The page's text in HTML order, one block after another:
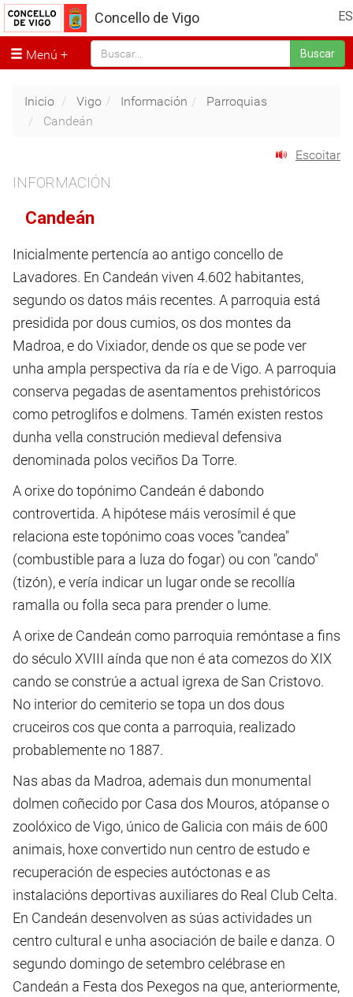
ES
Concello de Vigo
Menú Buscar
Inicio Vigo Información
Parroquias
Candeán
Escoitar
INFORMACIÓN
Candeán
Inicialmente pertencía ao antigo concello de
Lavadores. En Candeán viven 4.602 habitantes,
segundo os datos máis recentes. A parroquia está
presidida por dous cumios, os dos montes da
Madroa, e do Vixiador, dende os que se pode ver
unha ampla perspectiva da ría e de Vigo. A parroquia
conserva pegadas de asentamentos prehistóricos
como petroglifos e dolmens. Tamén existen restos
dunha vella construción medieval defensiva
denominada polos veciños Da Torre.
A orixe do topónimo Candeán é dabondo
controvertida. A hipótese máis verosímil é que
relaciona este topónimo coas voces "candea"
(combustible para a luza do fogar) ou con "cando"
(tizón), e vería indicar un lugar onde se recollía
ramalla ou folla seca para prender o lume.
A orixe de Candeán como parroquia remóntase a fins
do século XVIII aínda que non é ata comezos do XIX
cando se constrúe a actual igrexa de San Cristovo.
No interior do cemiterio se topa un dos dous
cruceiros cos que conta a parroquia, realizado
probablemente no 1887.
Nas abas da Madroa, ademais dun monumental
dolmen coñecido por Casa dos Mouros, atópanse o
zoolóxico de Vigo, único de Galicia con máis de 600
animais, hoxe convertido nun centro de estudo e
recuperación de especies autóctonas e as
instalacións deportivas auxiliares do Real Club Celta.
En Candeán desenvolven as súas actividades un
centro cultural e unha asociación de baile e danza. O
segundo domingo de setembro celébrase en
Candeán a Festa dos Pexegos na que, anteriormente,